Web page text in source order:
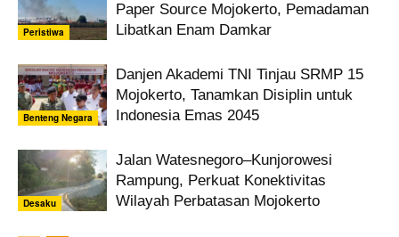
Peristiwa
Paper Source Mojokerto, Pemadaman
Libatkan Enam Damkar
Benteng Negara
Danjen Akademi TNI Tinjau SRMP 15
Mojokerto, Tanamkan Disiplin untuk
Indonesia Emas 2045
Desaku
Jalan Watesnegoro–Kunjorowesi
Rampung, Perkuat Konektivitas
Wilayah Perbatasan Mojokerto